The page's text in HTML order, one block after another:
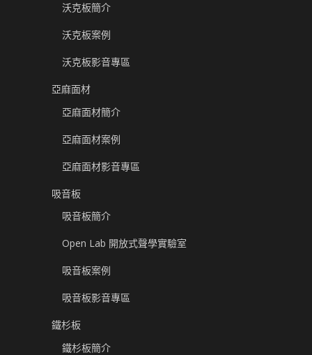
沃克板簡介
沃克板案例
沃克板影音專區
亞麻面材
亞麻面材簡介
亞麻面材案例
亞麻面材影音專區
吸音板
吸音板簡介
Open Lab 開放式聲學實驗室
吸音板案例
吸音板影音專區
鐵杉板
鐵杉板簡介